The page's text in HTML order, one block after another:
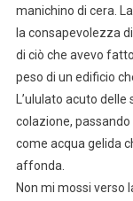
manichino di cera.
la consapevolezza
di ciò che avevo
peso di un edificio
L’ululato acuto
colazione,
come acqua gelida
affonda.
Non mi mossi verso